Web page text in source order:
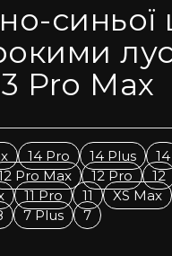
синьої
Pro Max
14 Pro 14 Plus 14
Pro Max 12 Pro 12
11 Pro 11 XS Max
7 Plus 7